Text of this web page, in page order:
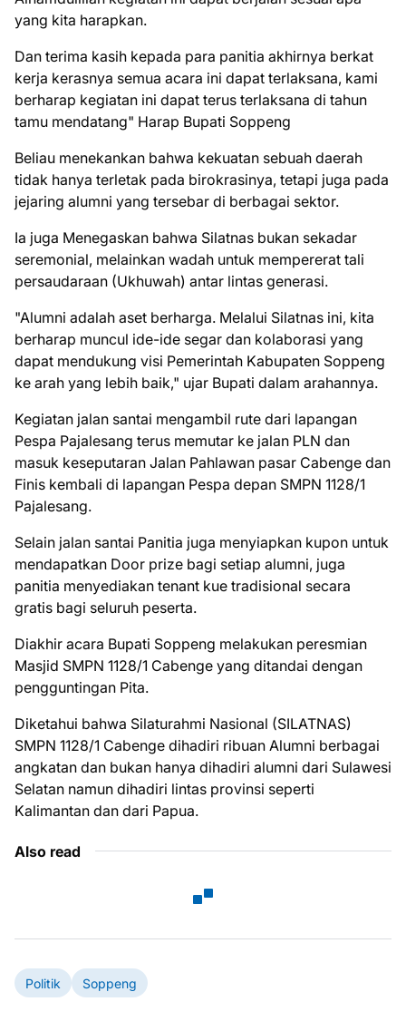
yang kita harapkan.
Dan terima kasih kepada para panitia akhirnya berkat
kerja kerasnya semua acara ini dapat terlaksana, kami
berharap kegiatan ini dapat terus terlaksana di tahun
tamu mendatang" Harap Bupati Soppeng
Beliau menekankan bahwa kekuatan sebuah daerah
tidak hanya terletak pada birokrasinya, tetapi juga pada
jejaring alumni yang tersebar di berbagai sektor.
Ia juga Menegaskan bahwa Silatnas bukan sekadar
seremonial, melainkan wadah untuk mempererat tali
persaudaraan (Ukhuwah) antar lintas generasi.
"Alumni adalah aset berharga. Melalui Silatnas ini, kita
berharap muncul ide-ide segar dan kolaborasi yang
dapat mendukung visi Pemerintah Kabupaten Soppeng
ke arah yang lebih baik," ujar Bupati dalam arahannya.
Kegiatan jalan santai mengambil rute dari lapangan
Pespa Pajalesang terus memutar ke jalan PLN dan
masuk keseputaran Jalan Pahlawan pasar Cabenge dan
Finis kembali di lapangan Pespa depan SMPN 1128/1
Pajalesang.
Selain jalan santai Panitia juga menyiapkan kupon untuk
mendapatkan Door prize bagi setiap alumni, juga
panitia menyediakan tenant kue tradisional secara
gratis bagi seluruh peserta.
Diakhir acara Bupati Soppeng melakukan peresmian
Masjid SMPN 1128/1 Cabenge yang ditandai dengan
pengguntingan Pita.
Diketahui bahwa Silaturahmi Nasional (SILATNAS)
SMPN 1128/1 Cabenge dihadiri ribuan Alumni berbagai
angkatan dan bukan hanya dihadiri alumni dari Sulawesi
Selatan namun dihadiri lintas provinsi seperti
Kalimantan dan dari Papua.
Also read
Politik Soppeng